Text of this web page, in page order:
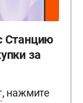
Станцию
за
, нажмите